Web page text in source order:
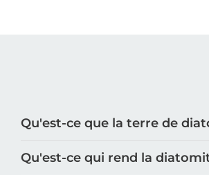
Qu'est-ce que la terre de
Qu'est-ce qui rend la